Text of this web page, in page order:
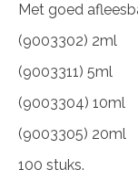
Met goed
(9003302) 2ml
(9003311) 5ml
(9003304) 10ml
(9003305) 20ml
100 stuks.